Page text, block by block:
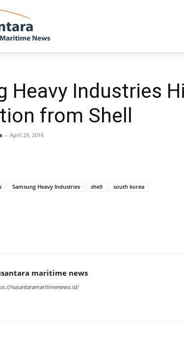
Heavy Industries
from Shell
- April 29, 2016
Samsung Heavy Industries shell south korea
maritime news
nusantaramaritimenews.id/